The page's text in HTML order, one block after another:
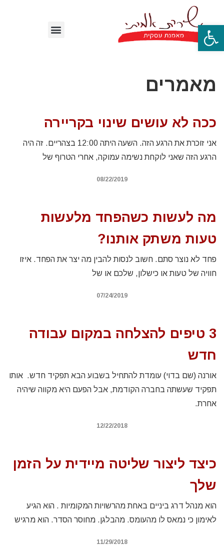
פתח סרגל נגישות
מאמרים
ככה לא עושים שינוי בקריירה
אני זוכרת את הרגע הזה. השעה היתה 12:00 בצהריים. זה היה
הרגע הזה שאני לוקחת נשימה עמוקה, אחרי הטרוף של
08/22/2019
מה לעשות כשהפחד מלעשות
טעות משתק אותנו?
פחד לא נוצר סתם. חשוב לנסות להבין מה יצר את הפחד. איזו
חוויה של טעות או כישלון, שלכם או של
07/24/2019
3 טיפים להצלחה במקום עבודה
חדש
אורנה (שם בדוי) עומדת להתחיל בשבוע הבא תפקיד חדש. אותו
תפקיד שעשתה בחברה הקודמת, אבל הפעם היא מקווה שיהיה
אחרת.
12/22/2018
כיצד ליצור שליטה מיידית על הזמן
שלך
הוא מנהל דרג ביניים באחת מהרשויות המקומיות . הוא הגיע
לאימון כי נמאס לו מהעומס. מהבלגן. מחוסר הסדר. הוא מרגיש
11/29/2018